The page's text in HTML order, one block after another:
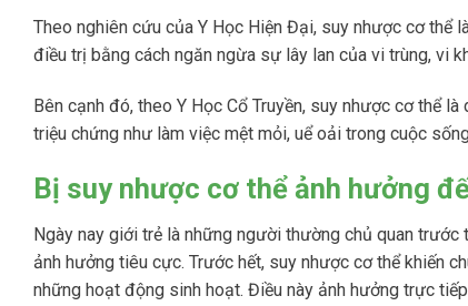
Theo nghiên cứu của Y Học Hiện Đại, suy nhược cơ thể
điều trị bằng cách ngăn ngừa sự lây lan của vi trùng, vi
Bên cạnh đó, theo Y Học Cổ Truyền, suy nhược cơ thể
triệu chứng như làm việc mệt mỏi, uể oải trong cuộc
Bị suy nhược cơ thể ảnh hưởng
Ngày nay giới trẻ là những người thường chủ quan trước
ảnh hưởng tiêu cực. Trước hết, suy nhược cơ thể khiến
những hoạt động sinh hoạt. Điều này ảnh hưởng trực